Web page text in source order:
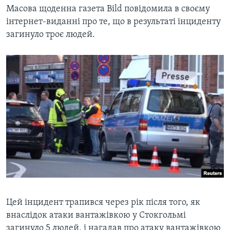
Масова щоденна газета Bild повідомила в своєму
інтернет-виданні про те, що в результаті інциденту
загинуло троє людей.
Цей інцидент трапився через рік після того, як
внаслідок атаки вантажівкою у Стокгольмі